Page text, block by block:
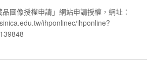
圖像授權申請」網站申請授權，網址：
ihponlinec/ihponline?